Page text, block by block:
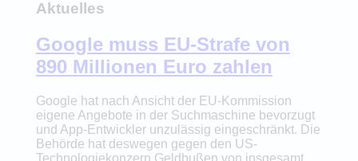
Aktuelles
Google muss EU-Strafe von
890 Millionen Euro zahlen
Google hat nach Ansicht der EU-Kommission
eigene Angebote in der Suchmaschine bevorzugt
und App-Entwickler unzulässig eingeschränkt. Die
Behörde hat deswegen gegen den US-
Technologiekonzern Geldbußen von insgesamt